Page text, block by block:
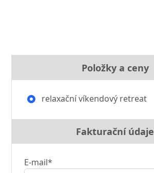
Položky a ceny
relaxační víkendový retreat
Fakturační údaje
E-mail*